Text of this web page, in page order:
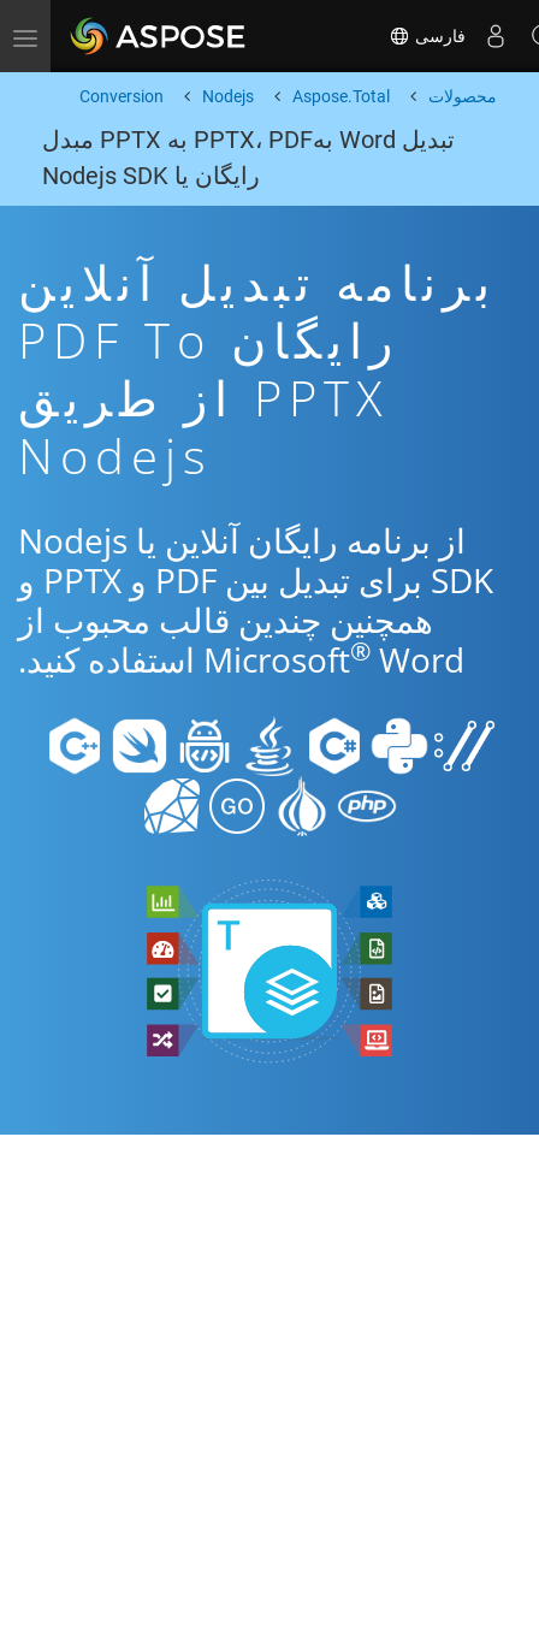
Toggle navigation فارسی
محصولات Aspose.Total
Nodejs
Conversion
تبدیل Word بهPPTX، PDF به PPTX مبدل
رایگان یا Nodejs SDK
برنامه تبدیل آنلاین
رایگان PDF To
PPTX از طریق
Nodejs
از برنامه رایگان آنلاین یا Nodejs
SDK برای تبدیل بین PDF و PPTX و
همچنین چندین قالب محبوب از
Microsoft® Word استفاده کنید.